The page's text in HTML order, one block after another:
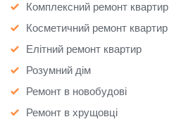
Комплексний ремонт квартир
Косметичний ремонт квартир
Елітний ремонт квартир
Розумний дім
Ремонт в новобудові
Ремонт в хрущовці